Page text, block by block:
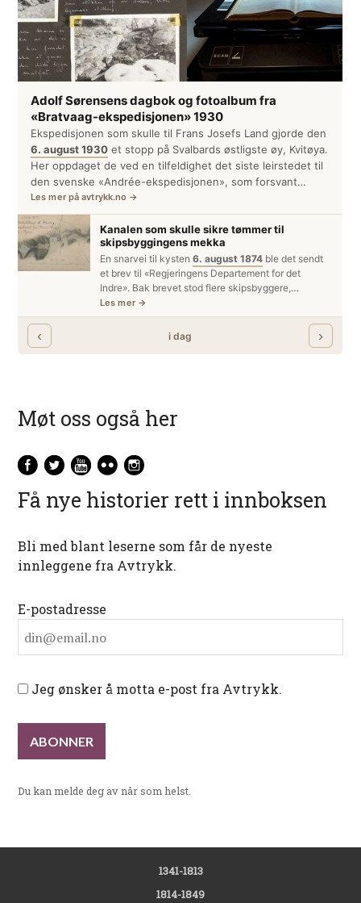
Møt oss også her
Få nye historier rett i innboksen
Bli med blant leserne som får de nyeste
innleggene fra Avtrykk.
E-postadresse
Jeg ønsker å motta e-post fra Avtrykk.
Du kan melde deg av når som helst.
1341-1813
1814-1849